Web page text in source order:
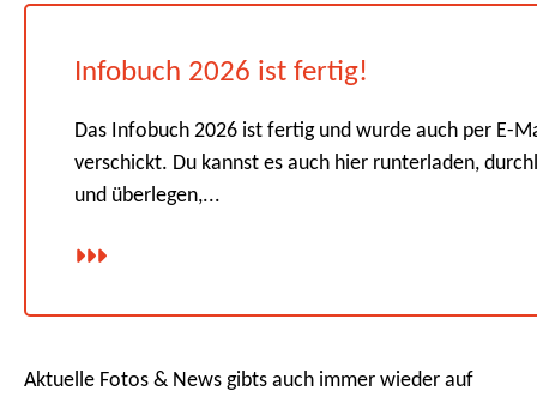
Infobuch 2026 ist fertig!
Das Infobuch 2026 ist fertig und wurde auch per E-
verschickt. Du kannst es auch hier runterladen,
und überlegen,...
Aktuelle Fotos & News gibts auch immer wieder auf